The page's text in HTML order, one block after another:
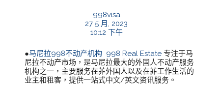
998visa
27 5 月, 2023
10:12 下午
●马尼拉998不动产机构 998 Real Estate 专注于马
尼拉不动产市场，是马尼拉最大的外国人不动产服务
机构之一，主要服务在菲外国人以及在菲工作生活的
业主和租客，提供一站式中文/英文资讯服务。